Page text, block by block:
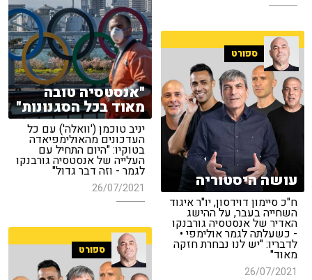
"אנסטסיה טובה
מאוד בכל הסגנונות"
יניב טוכמן ('וואלה') עם כל
העדכונים מהאולימפיאדה
בטוקיו: "היום התחיל עם
העלייה של אנסטסיה גורבנקו
לגמר - וזה דבר גדול"
26/07/2021
ספורט
עושה היסטוריה
ח"כ סיימון דוידסון, יו"ר איגוד
השחייה בעבר, על ההישג
האדיר של אנסטסיה גורבנקו
- כשעלתה לגמר אולימפי •
לדבריו: "יש לנו נבחרת חזקה
מאוד"
26/07/2021
ספורט